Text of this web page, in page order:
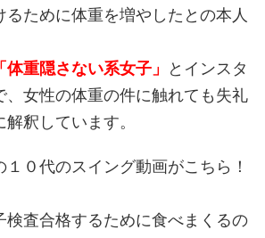
るために体重を増やしたとの本人
「体重隠さない系女子」
とインスタ
、女性の体重の件に触れても失礼
釈しています。
０代のスイング動画がこちら！
検査合格するために食べまくるの